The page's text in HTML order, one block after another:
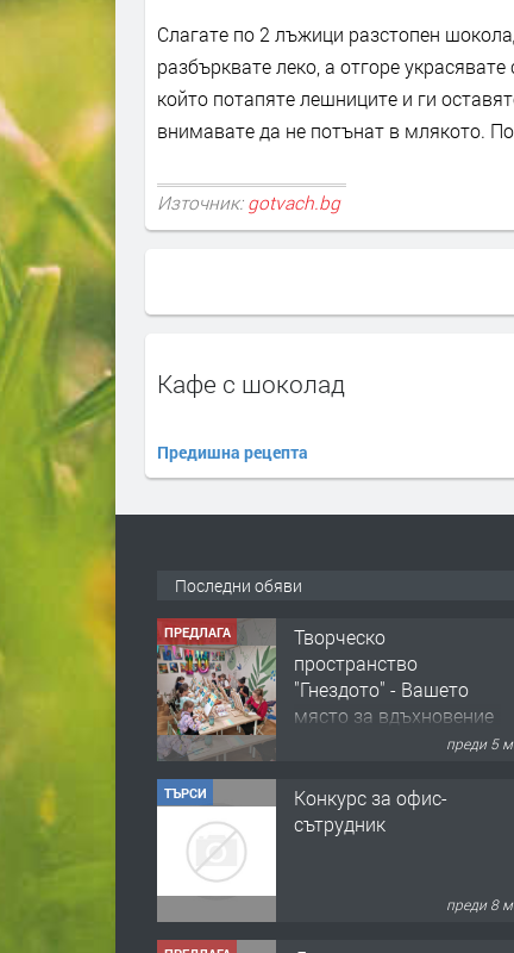
Слагате по 2 лъжици разстопен
разбърквате леко, а отгоре
който потапяте лешниците и ги
внимавате да не потънат в млякото.
Източник: gotvach.bg
Кафе с шоколад
Предишна рецепта
Последни обяви
ПРЕДЛАГА
Творческо
пространство
"Гнездото" - Вашето
място за вдъхновение
преди 5
ТЪРСИ
Конкурс за офис-
сътрудник
преди 8